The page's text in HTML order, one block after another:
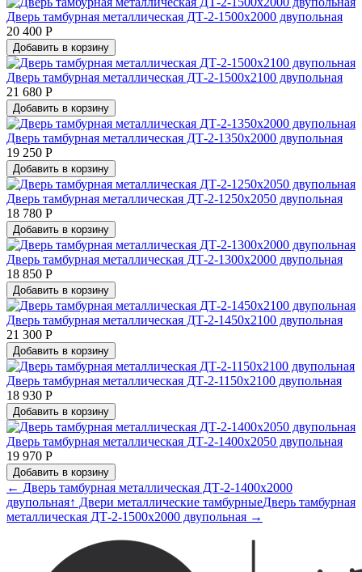
Дверь тамбурная металлическая ДТ-2-1500х2000 двупольная
20 400 Р
Добавить в корзину
Дверь тамбурная металлическая ДТ-2-1500х2100 двупольная
21 680 Р
Добавить в корзину
Дверь тамбурная металлическая ДТ-2-1350х2000 двупольная
19 250 Р
Добавить в корзину
Дверь тамбурная металлическая ДТ-2-1250х2050 двупольная
18 780 Р
Добавить в корзину
Дверь тамбурная металлическая ДТ-2-1300х2000 двупольная
18 850 Р
Добавить в корзину
Дверь тамбурная металлическая ДТ-2-1450х2100 двупольная
21 300 Р
Добавить в корзину
Дверь тамбурная металлическая ДТ-2-1150х2100 двупольная
18 930 Р
Добавить в корзину
Дверь тамбурная металлическая ДТ-2-1400х2050 двупольная
19 970 Р
Добавить в корзину
← Дверь тамбурная металлическая ДТ-2-1400х2000
двупольная↑ Двери металлические тамбурныеДверь тамбурная
металлическая ДТ-2-1500х2000 двупольная →